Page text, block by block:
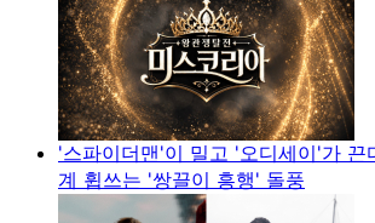
'스파이더맨'이 밀고 '오디세이'가
계 휩쓰는 '쌍끌이 흥행' 돌풍